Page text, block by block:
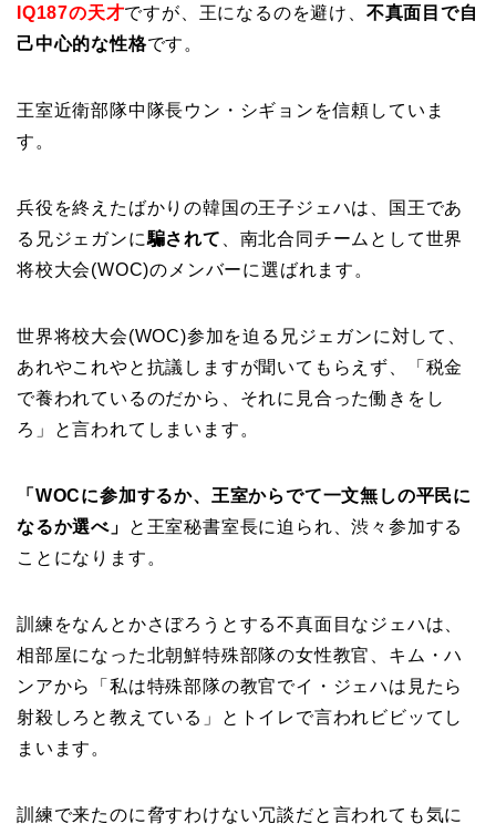
IQ187の天才ですが、王になるのを避け、 不真面目で自
己中心的な性格です。
王室近衛部隊中隊長ウン・シギョンを信頼していま
す。
兵役を終えたばかりの韓国の王子ジェハは、国王であ
る兄ジェガンに騙されて
、南北合同チームとして世界
将校大会(WOC)のメンバーに選ばれます。
世界将校大会(WOC)参加を迫る兄ジェガンに対して、
あれやこれやと抗議しますが聞いてもらえず、「税金
で養われているのだから、それに見合った働きをし
ろ」と言われてしまいます。
「WOCに参加するか、王室からでて一文無しの平民に
なるか選べ」
と王室秘書室長に迫られ、渋々参加する
ことになります。
訓練をなんとかさぼろうとする不真面目なジェハは、
相部屋になった北朝鮮特殊部隊の女性教官、キム・ハ
ンアから「私は特殊部隊の教官でイ・ジェハは見たら
射殺しろと教えている」とトイレで言われビビッてし
まいます。
訓練で来たのに脅すわけない冗談だと言われても気に